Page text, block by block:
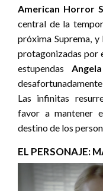
American Horror
central de la
próxima Suprema,
protagonizadas por
estupendas
Las infinitas
favor a mantener
destino de los
EL PERSONAJE: